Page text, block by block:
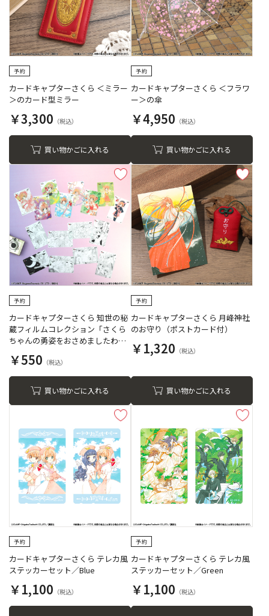
カードキャプターさくら ＜ミラー
＞のカード型ミラー
￥3,300
買い物かごに入れる
カードキャプターさくら ＜フラワ
ー＞の傘
￥4,950
買い物かごに入れる
カードキャプターさくら 知世の秘
蔵フィルムコレクション「さくら
ちゃんの勇姿をおさめましたわ
￥550
買い物かごに入れる
カードキャプターさくら 月峰神社
のお守り（ポストカード付）
￥1,320
買い物かごに入れる
カードキャプターさくら テレカ風
ステッカーセット／Blue
￥1,100
カードキャプターさくら テレカ風
ステッカーセット／Green
￥1,100